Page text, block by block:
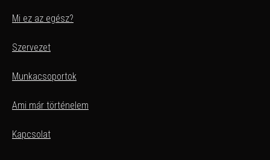
Mi ez az egész?
Szervezet
Munkacsoportok
Ami már történelem
Kapcsolat